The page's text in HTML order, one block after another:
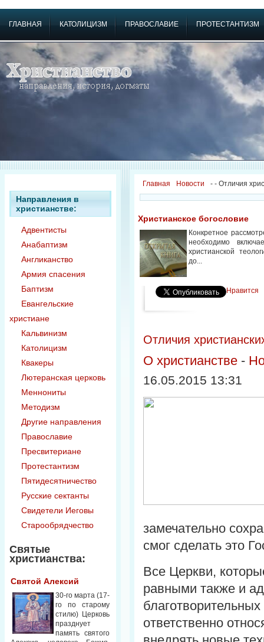
ГЛАВНАЯ КАТОЛИЦИЗМ ПРАВОСЛАВИЕ ПРОТЕСТАНТИЗМ
Направления в
христианстве:
Адвентисты
Анабаптизм
Англиканство
Армия спасения
Баптизм
Евангельские
христиане
Кальвинизм
Католицизм
Квакеры
Лютеранская церковь
Меннониты
Методизм
Другие направления
Православие
Пресвитериане
Протестантизм
Пятидесятничество
Русские сектанты
Свидетели Иеговы
Старообрядчество
Святые
христианства:
Святой Алексий
30-го марта (17-
го по старому
стилю) Церковь
празднует
память святого
Главная -
Новости - Отличия
Христианское богословие
Конкретное
необходимо
христианской
до...
Нравится
Отличия
О христианстве -
16.05.2015 13:31
замечательно
смог сделать это
Все Церкви,
равными также и
ответственно